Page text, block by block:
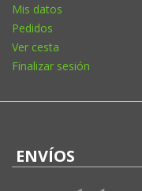
Mis datos
Pedidos
Ver cesta
Finalizar sesión
ENVÍOS